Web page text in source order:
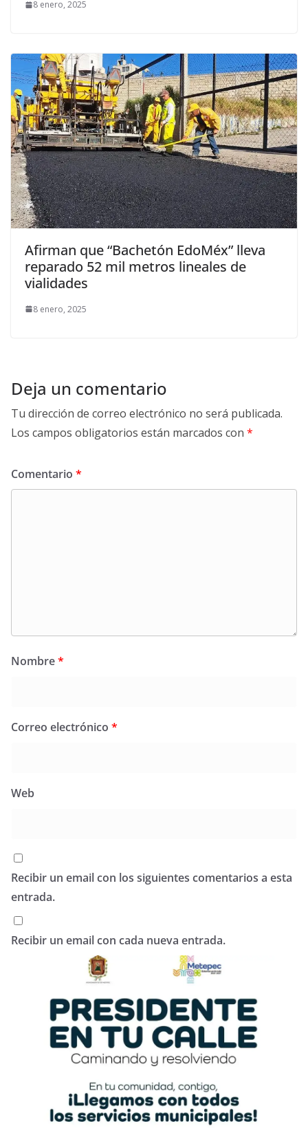
8 enero, 2025
Afirman que “Bachetón EdoMéx” lleva
reparado 52 mil metros lineales de
vialidades
8 enero, 2025
Deja un comentario
Tu dirección de correo electrónico no será publicada.
Los campos obligatorios están marcados con *
Comentario *
Nombre*
Correo electrónico *
Web
Recibir un email con los siguientes comentarios a esta
entrada.
Recibir un email con cada nueva entrada.